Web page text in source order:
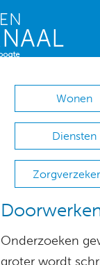
Wonen
Diensten
Onderzoeken
groter wordt